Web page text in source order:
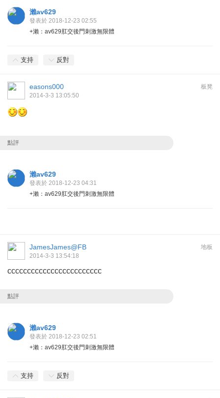
瀨av629
發表於 2018-12-23 02:55
+瀨：av629肛交後門刺激無限體
支持 反對
板凳
easons000
2014-3-3 13:05:50
點評
瀨av629
發表於 2018-12-23 04:31
+瀨：av629肛交後門刺激無限體
地板
JamesJames@FB
2014-3-3 13:54:18
cccccccccccccccccccccccc
點評
瀨av629
發表於 2018-12-23 02:51
+瀨：av629肛交後門刺激無限體
支持 反對